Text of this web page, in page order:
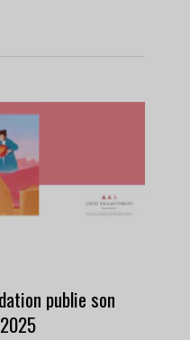
publie son